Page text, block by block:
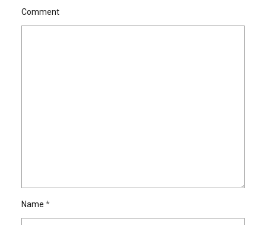
Comment
Name *